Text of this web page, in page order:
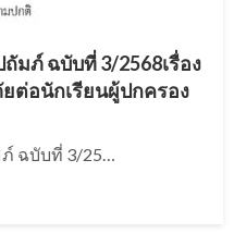
มภ์ ฉบับที่ 3/2568เรื่อง
ต่อนักเรียนผู้ปกครอง
ฉบับที่ 3/25…